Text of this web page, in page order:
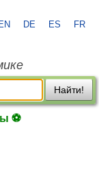
EN DE ES FR
Найти!
⚽